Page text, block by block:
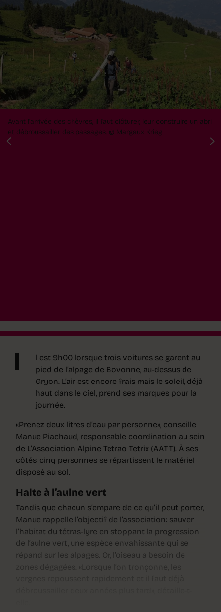
Avant l'arrivée des chèvres, il faut clôturer, leur construire un abri
et débroussailler des passages. © Margaux Krieg
I
l est 9h00 lorsque trois voitures se garent au
pied de l’alpage de Bovonne, au-dessus de
Gryon. L’air est encore frais mais le soleil, déjà
haut dans le ciel, prend ses marques pour la
journée.
«Prenez deux litres d’eau par personne», conseille
Manue Piachaud, responsable coordination au sein
de L’Association Alpine Tetrao Tetrix (AATT). À ses
côtés, cinq personnes se répartissent le matériel
disposé au sol.
Halte à l’aulne vert
Tandis que chacun s’empare de ce qu’il peut porter,
Manue rappelle l’objectif de l’association: sauver
l’habitat du tétras-lyre en stoppant la progression
de l’aulne vert, une espèce envahissante qui se
répand sur les alpages. Or, l’oiseau a besoin de
zones dégagées. «Lorsque l’on tronçonne, les